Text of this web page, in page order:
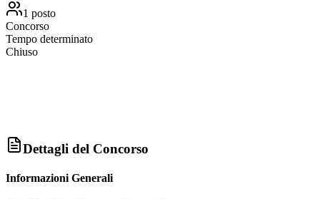
1 posto
Concorso
Tempo determinato
Chiuso
Dettagli del Concorso
Informazioni Generali